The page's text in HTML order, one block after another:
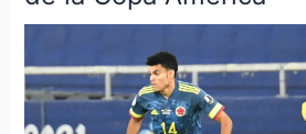
Díaz,
revelación
de